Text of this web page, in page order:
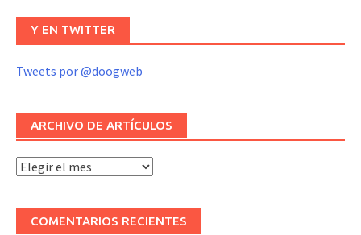
Y EN TWITTER
Tweets por @doogweb
ARCHIVO DE ARTÍCULOS
Archivo
artículos
COMENTARIOS RECIENTES